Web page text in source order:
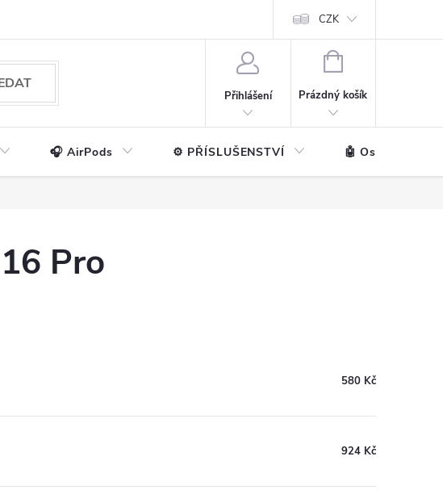
CZK
Přihlášení
NÁKUPNÍ
Prázdný košík
🎧 AirPods ⚙️ PŘÍSLUŠENSTVÍ 🤖 Ostatní
Pro
580 Kč
924 Kč